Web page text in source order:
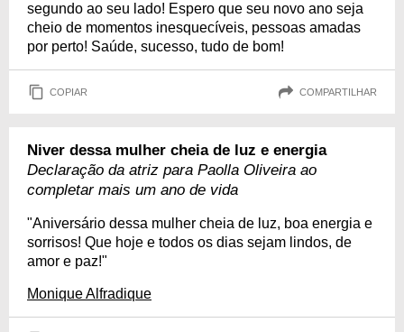
segundo ao seu lado! Espero que seu novo ano seja
cheio de momentos inesquecíveis, pessoas amadas
por perto! Saúde, sucesso, tudo de bom!
COPIAR COMPARTILHAR
Niver dessa mulher cheia de luz e energia
Declaração da atriz para Paolla Oliveira ao
completar mais um ano de vida
"Aniversário dessa mulher cheia de luz, boa energia e
sorrisos! Que hoje e todos os dias sejam lindos, de
amor e paz!"
Monique Alfradique